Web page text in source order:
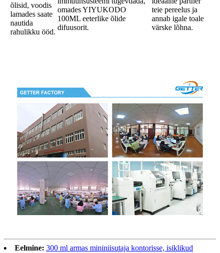
õlisid, voodis
lamades saate
nautida
rahulikku ööd.
omades YIYUKODO
100ML eeterlike õlide
difuusorit.
teie pereelus ja
annab igale toale
värske lõhna.
Eelmine: 300 ml armas mininiisutaja kontorisse, isiklikud